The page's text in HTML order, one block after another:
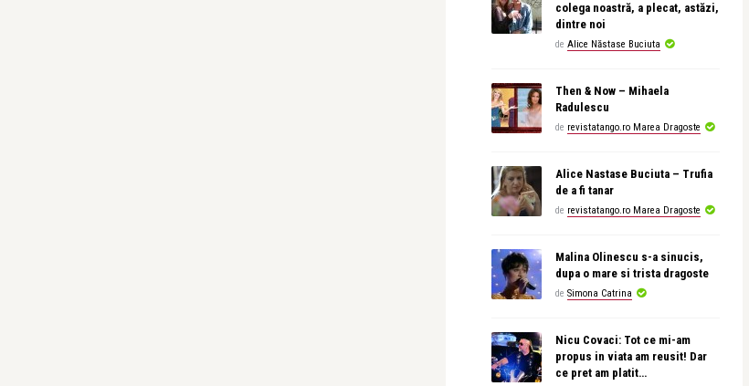
colega noastră, a plecat, astăzi,
dintre noi
de Alice Năstase Buciuta
Then & Now – Mihaela
Radulescu
de revistatango.ro Marea Dragoste
Alice Nastase Buciuta – Trufia
de a fi tanar
de revistatango.ro Marea Dragoste
Malina Olinescu s-a sinucis,
dupa o mare si trista dragoste
de Simona Catrina
Nicu Covaci: Tot ce mi-am
propus in viata am reusit! Dar
ce pret am platit…